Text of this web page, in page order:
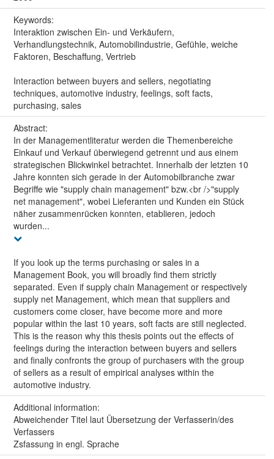
Keywords:
Interaktion zwischen Ein- und Verkäufern,
Verhandlungstechnik, Automobilindustrie, Gefühle, weiche
Faktoren, Beschaffung, Vertrieb
Interaction between buyers and sellers, negotiating
techniques, automotive industry, feelings, soft facts,
purchasing, sales
Abstract:
In der Managementliteratur werden die Themenbereiche
Einkauf und Verkauf überwiegend getrennt und aus einem
strategischen Blickwinkel betrachtet. Innerhalb der letzten 10
Jahre konnten sich gerade in der Automobilbranche zwar
Begriffe wie "supply chain management" bzw.<br />"supply
net management", wobei Lieferanten und Kunden ein Stück
näher zusammenrücken konnten, etablieren, jedoch
wurden...
If you look up the terms purchasing or sales in a
Management Book, you will broadly find them strictly
separated. Even if supply chain Management or respectively
supply net Management, which mean that suppliers and
customers come closer, have become more and more
popular within the last 10 years, soft facts are still neglected.
This is the reason why this thesis points out the effects of
feelings during the interaction between buyers and sellers
and finally confronts the group of purchasers with the group
of sellers as a result of empirical analyses within the
automotive industry.
Additional information:
Abweichender Titel laut Übersetzung der Verfasserin/des
Verfassers
Zsfassung in engl. Sprache